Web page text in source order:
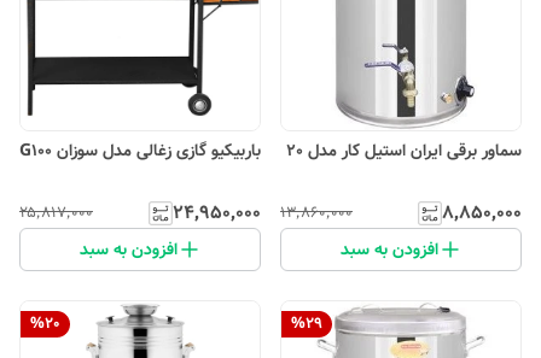
سماور برقی ایران استیل کار مدل 20
۸٬۸۵۰٬۰۰۰ ۱۳٬۸۶۰٬۰۰۰
افزودن به سبد
باربیکیو گازی زغالی مدل سوزان G100
۲۴٬۹۵۰٬۰۰۰ ۲۵٬۸۱۷٬۰۰۰
افزودن به سبد
%29
%20